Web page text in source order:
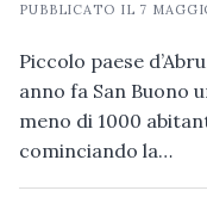
PUBBLICATO IL 7
Piccolo paese
anno fa San Buono
meno di 1000
cominciando la…